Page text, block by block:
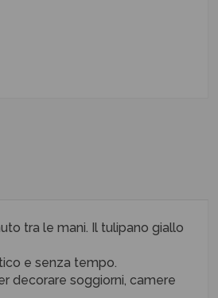
tra le mani. Il tulipano giallo
e senza tempo.
decorare soggiorni, camere